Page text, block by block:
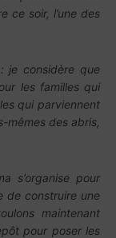
ce soir, l’une des
je considère que
les familles qui
qui parviennent
mêmes des abris,
s’organise pour
de construire une
maintenant
pour poser les